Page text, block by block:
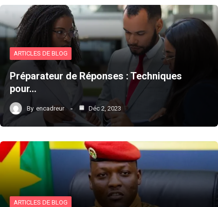
ARTICLES DE BLOG
Préparateur de Réponses : Techniques
pour…
By encadreur Déc 2, 2023
ARTICLES DE BLOG